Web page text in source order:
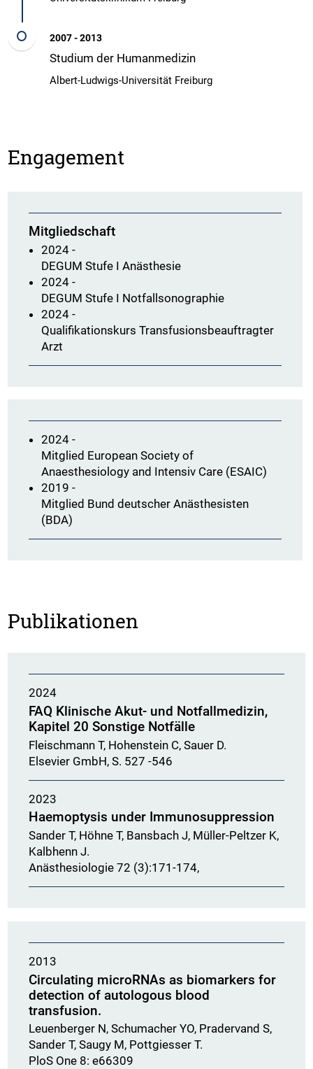
2007 - 2013
Studium der Humanmedizin
Albert-Ludwigs-Universität Freiburg
Engagement
Mitgliedschaft
2024 -
DEGUM Stufe I Anästhesie
2024 -
DEGUM Stufe I Notfallsonographie
2024 -
Qualifikationskurs Transfusionsbeauftragter
Arzt
2024 -
Mitglied European Society of
Anaesthesiology and Intensiv Care (ESAIC)
2019 -
Mitglied Bund deutscher Anästhesisten
(BDA)
Publikationen
2024
FAQ Klinische Akut- und Notfallmedizin,
Kapitel 20 Sonstige Notfälle
Fleischmann T, Hohenstein C, Sauer D.
Elsevier GmbH, S. 527 -546
2023
Haemoptysis under Immunosuppression
Sander T, Höhne T, Bansbach J, Müller-Peltzer K,
Kalbhenn J.
Anästhesiologie 72 (3):171-174,
2013
Circulating microRNAs as biomarkers for
detection of autologous blood
transfusion.
Leuenberger N, Schumacher YO, Pradervand S,
Sander T, Saugy M, Pottgiesser T.
PloS One 8: e66309